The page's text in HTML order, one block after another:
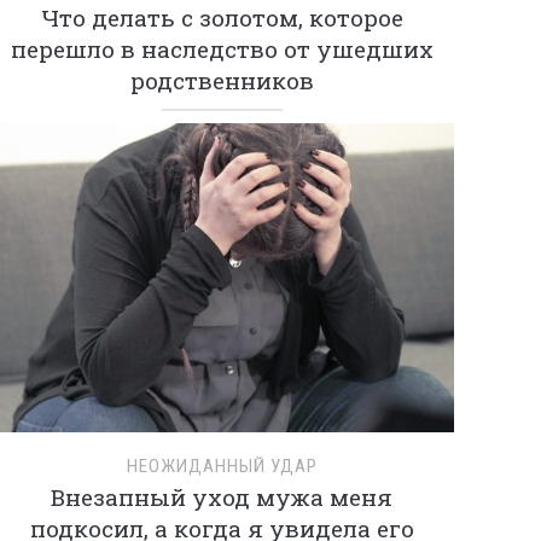
Что делать с золотом, которое
перешло в наследство от ушедших
родственников
НЕОЖИДАННЫЙ УДАР
Внезапный уход мужа меня
подкосил, а когда я увидела его